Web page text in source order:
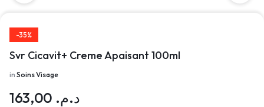
-35%
Svr Cicavit+ Creme Apaisant 100ml
in Soins Visage
د.م.